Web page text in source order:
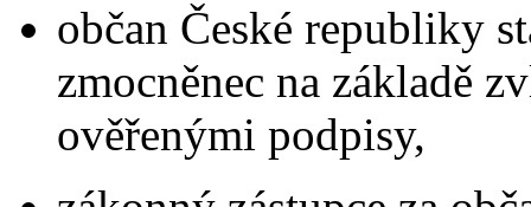
občan České republiky
zmocněnec na základě
ověřenými podpisy,